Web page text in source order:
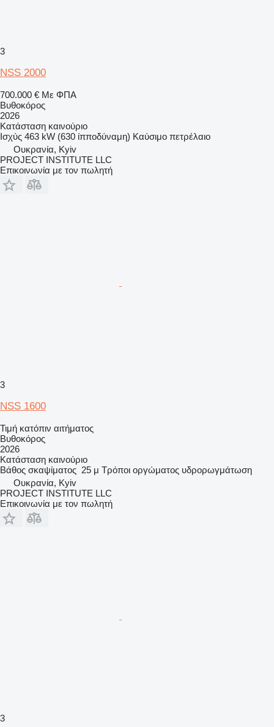
3
NSS 2000
700.000 € Με ΦΠΑ
Βυθοκόρος
2026
Κατάσταση καινούριο
Ισχύς 463 kW (630 ίπποδύναμη) Καύσιμο πετρέλαιο
Ουκρανία, Kyiv
PROJECT INSTITUTE LLC
Επικοινωνία με τον πωλητή
3
NSS 1600
Τιμή κατόπιν αιτήματος
Βυθοκόρος
2026
Κατάσταση καινούριο
Βάθος σκαψίματος 25 μ Τρόποι οργώματος υδρορωγμάτωση
Ουκρανία, Kyiv
PROJECT INSTITUTE LLC
Επικοινωνία με τον πωλητή
3